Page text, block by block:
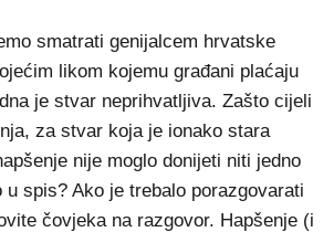
smatrati genijalcem hrvatske
likom kojemu građani plaćaju
je stvar neprihvatljiva. Zašto cijeli
za stvar koja je ionako stara
nije moglo donijeti niti jedno
u spis? Ako je trebalo porazgovarati
čovjeka na razgovor. Hapšenje (i